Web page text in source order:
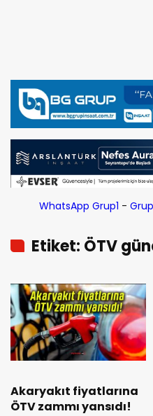
WhatsApp Grup1 -
Etiket: ÖTV
Akaryakıt fiyatlarına
ÖTV zammı yansıdı!